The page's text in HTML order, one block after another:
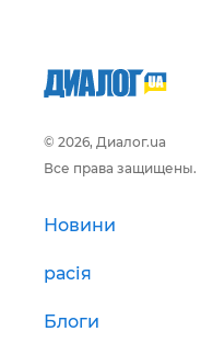
© 2026, Диалог.ua
Все права защищены.
Новини
расія
Блоги